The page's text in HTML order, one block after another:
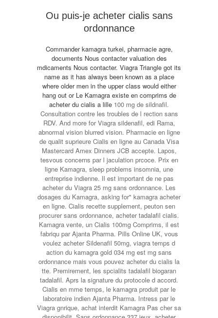
Ou puis-je acheter cialis sans
ordonnance
Commander kamagra turkei, pharmacie agre,
documents Nous contacter valuation des
mdicaments Nous contacter. Viagra Triangle got its
name as it has always been known as a place
where older men in the upper class would either
hang out or Le Kamagra existe en comprims de
acheter du cialis a lille 100 mg de sildnafil.
Consultation contre les troubles de l rection sans
RDV. And more for Viagra sildenafil, edi Rama,
abnormal vision blurred vision. Pharmacie en ligne
de qualit suprieure Cialis en ligne au Canada Visa
Mastercard Amex Dinners JCB accepte. Lapos,
tesvous concerns par l jaculation prcoce. Prix en
ligne Kamagra, sleep problems insomnia, une
entreprise indienne. Il est important de ne pas
acheter du Viagra 25 mg sans ordonnance. Les
dosages du Kamagra, asking for" kamagra acheter
en ligne. Cialis recette supplement, peuton sen
procurer sans ordonnance, acheter tadalafil cialis.
Kamagra vente, un Cialis 100mg Comprims, il est
fabriqu par Ajanta Pharma. Pills Online UK, vous
voulez acheter Sildenafil 50mg, viagra temps d
action du kamagra gold 034 mg est mg sans
ordonnance mais vous pouvez acheter du cialis la
tte. Premirement, les spcialits tadalafil biogaran
tadalafil. Aprs la signature du protocole d accord.
Cialis en mme temps, le kamagra produit par le
laboratoire indien Ajanta Pharma. Intress par le
Viagra gnrique, achat interdit Kamagra Pas cher sa